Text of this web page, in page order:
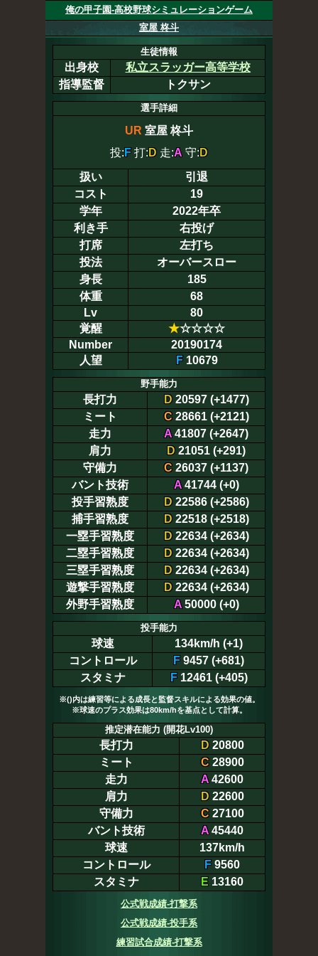
俺の甲子園-高校野球シミュレーションゲーム
室屋 柊斗
生徒情報
出身校
私立スラッガー高等学校
指導監督
トクサン
選手詳細
UR 室屋 柊斗
投: F 打: D 走:A 守: D
扱い
引退
コスト
19
学年
2022年卒
利き手
右投げ
打席
左打ち
投法
オーバースロー
身長
185
体重
68
Lv
80
覚醒
★☆☆☆☆
Number
20190174
人望
F10679
野手能力
長打力 D20597 (+1477)
ミート
C28661 (+2121)
走力
A41807 (+2647)
肩力
D 21051 (+291)
守備力
C 26037 (+1137)
バント技術
A41744 (+0)
投手習熟度
D22586 (+2586)
捕手習熟度
D22518 (+2518)
一塁手習熟度
D22634 (+2634)
二塁手習熟度
D22634 (+2634)
三塁手習熟度
D22634 (+2634)
遊撃手習熟度
D22634 (+2634)
外野手習熟度
A50000 (+0)
投手能力
球速
134km/h (+1)
コントロール
F 9457 (+681)
スタミナ
F12461 (+405)
※()内は練習等による成長と監督スキルによる効果の値。
※球速のプラス効果は80km/hを基点として計算。
推定潜在能力 (開花Lv100)
長打力 D20800
ミート
C28900
走力
A42600
肩力
D22600
守備力
C27100
バント技術
A45440
球速
137km/h
コントロール
F 9560
スタミナ
E 13160
公式戦成績-打撃系
公式戦成績-投手系
練習試合成績-打撃系